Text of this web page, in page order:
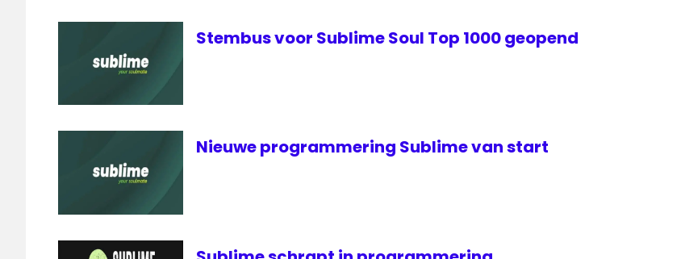
Stembus voor Sublime Soul Top 1000 geopend
Nieuwe programmering Sublime van start